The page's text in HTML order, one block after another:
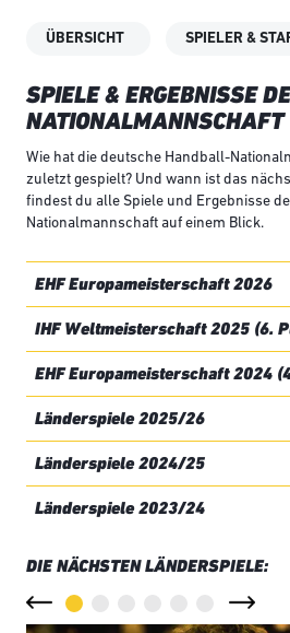
ÜBERSICHT SPIELER &
SPIELE & ERGEBNISSE
NATIONALMANNSCHAFT
Wie hat die deutsche Handball-
zuletzt gespielt? Und wann ist das
findest du alle Spiele und Ergebnisse
Nationalmannschaft auf einem Blick.
EHF Europameisterschaft 2026
IHF Weltmeisterschaft 2025 (6.
EHF Europameisterschaft 2024
Länderspiele 2025/26
Länderspiele 2024/25
Länderspiele 2023/24
DIE NÄCHSTEN LÄNDERSPIELE: